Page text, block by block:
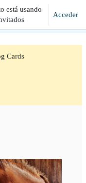
está usando
Acceder
Cards